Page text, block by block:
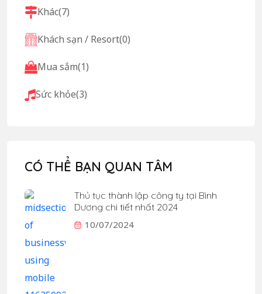
Khác(7)
Khách sạn / Resort(0)
Mua sắm(1)
Sức khỏe(3)
CÓ THỂ BẠN QUAN TÂM
Thủ tục thành lập công ty tại Bình
Dương chi tiết nhất 2024
10/07/2024